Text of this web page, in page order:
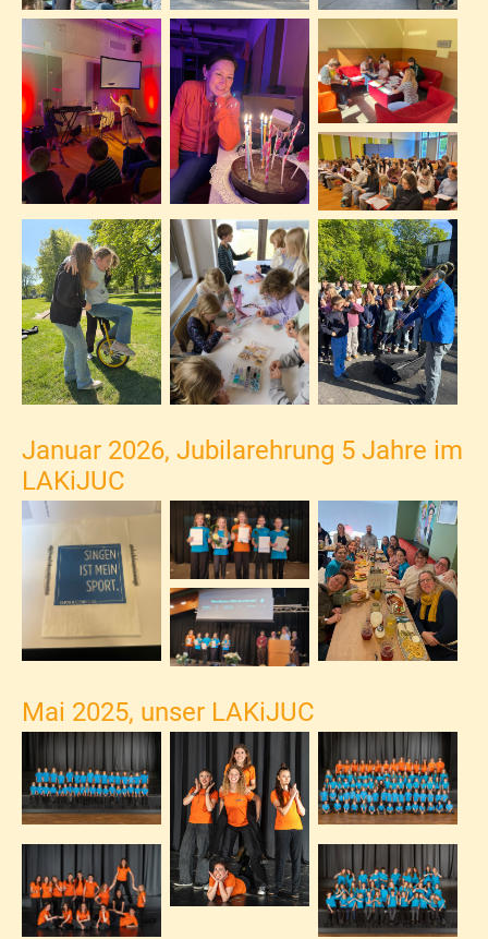
Januar 2026, Jubilarehrung 5 Jahre im
LAKiJUC
Mai 2025, unser LAKiJUC